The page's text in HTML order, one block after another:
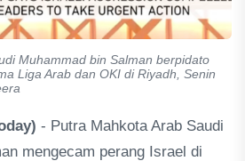
Muhammad bin Salman berpidato
Liga Arab dan OKI di Riyadh, Senin
- Putra Mahkota Arab Saudi
mengecam perang Israel di